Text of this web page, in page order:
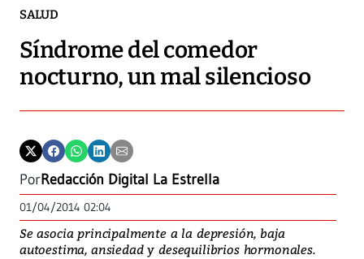
SALUD
Síndrome del comedor
nocturno, un mal silencioso
PorRedacción Digital La Estrella
01/04/2014 02:04
Se asocia principalmente a la depresión, baja
autoestima, ansiedad y desequilibrios hormonales.